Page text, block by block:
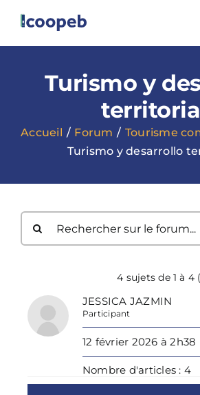
contenu
Turismo y
Accueil Forum
Tourisme
Turismo y desarrollo
4 sujets de 1 à
JESSICA JAZMIN
Participant
12 février 2026 à 2h38
Nombre d'articles : 4